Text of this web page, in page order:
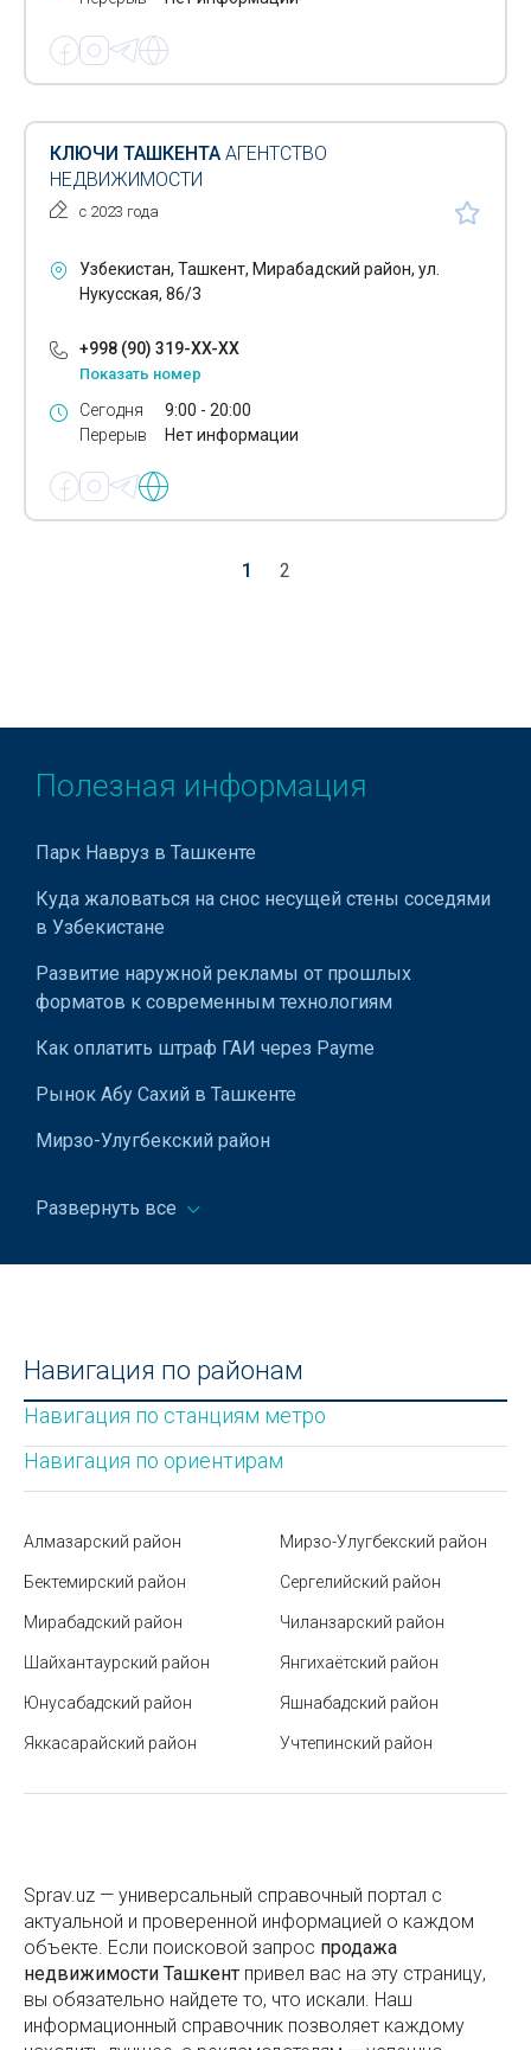
КЛЮЧИ ТАШКЕНТА АГЕНТСТВО
НЕДВИЖИМОСТИ
с 2023 года
Узбекистан, Ташкент, Мирабадский район, ул.
Нукусская, 86/3
+998 (90) 319-XX-XX
Показать номер
Сегодня
Перерыв
9:00 - 20:00
Нет информации
1 2
Полезная информация
Парк Навруз в Ташкенте
Куда жаловаться на снос несущей стены соседями
в Узбекистане
Развитие наружной рекламы от прошлых
форматов к современным технологиям
Как оплатить штраф ГАИ через Payme
Рынок Абу Сахий в Ташкенте
Мирзо-Улугбекский район
оформления и сроки действия
Как выбрать зубную щетку
Расшифровка знаков по уходу за одеждой
Быстрые и медленные углеводы — в чём разница
Станция метро Хамида Алимджана
Детские лагеря
Что взять на пикник: полный гид для комфортного
отдыха на природе
Как выбрать учебный центр в Узбекистане
Как составить личный финансовый план на год и
Узбекистане
Государственный академический театр имени
Алишера Навои в Ташкенте
Станция метро Дустлик
Развернуть все
Навигация по районам
Навигация по станциям метро
Навигация по ориентирам
Алмазарский район
Бектемирский район
Мирабадский район
Мирзо-Улугбекский район
Сергелийский район
Чиланзарский район
Шайхантаурский район
Юнусабадский район
Яккасарайский район
Янгихаётский район
Яшнабадский район
Учтепинский район
Sprav.uz — универсальный справочный портал с
актуальной и проверенной информацией о каждом
объекте. Если поисковой запроc продажа
недвижимости Ташкент привел вас на эту страницу,
вы обязательно найдете то, что искали. Наш
информационный справочник позволяет каждому